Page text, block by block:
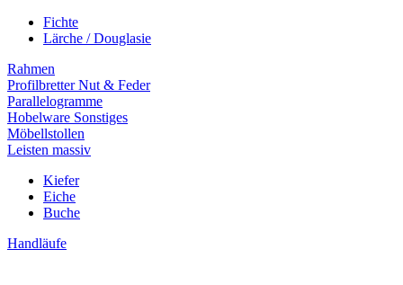
Fichte
Lärche / Douglasie
Rahmen
Profilbretter Nut & Feder
Parallelogramme
Hobelware Sonstiges
Möbellstollen
Leisten massiv
Kiefer
Eiche
Buche
Handläufe